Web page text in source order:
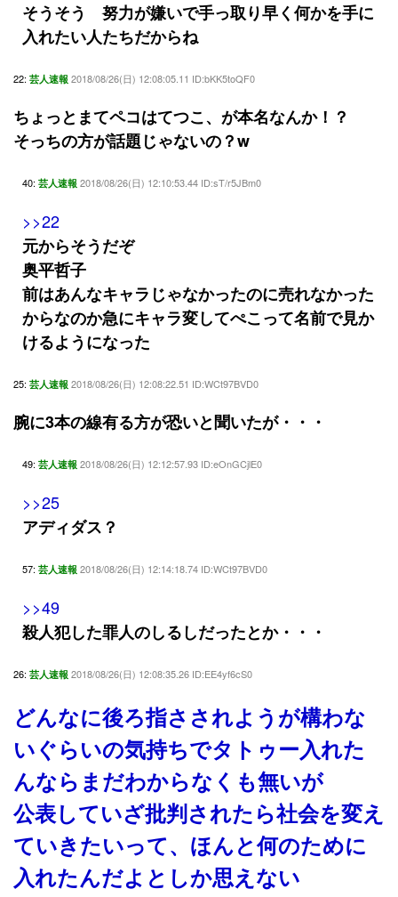
そうそう 努力が嫌いで手っ取り早く何かを手に
入れたい人たちだからね
22: 芸人速報 2018/08/26(日) 12:08:05.11 ID:bKK5toQF0
ちょっとまてペコはてつこ、が本名なんか！？
そっちの方が話題じゃないの？w
40: 芸人速報 2018/08/26(日) 12:10:53.44 ID:sT/r5JBm0
>>22
元からそうだぞ
奥平哲子
前はあんなキャラじゃなかったのに売れなかった
からなのか急にキャラ変してぺこって名前で見か
けるようになった
25: 芸人速報 2018/08/26(日) 12:08:22.51 ID:WCt97BVD0
腕に3本の線有る方が恐いと聞いたが・・・
49: 芸人速報 2018/08/26(日) 12:12:57.93 ID:eOnGCjlE0
>>25
アディダス？
57: 芸人速報 2018/08/26(日) 12:14:18.74 ID:WCt97BVD0
>>49
殺人犯した罪人のしるしだったとか・・・
26: 芸人速報 2018/08/26(日) 12:08:35.26 ID:EE4yf6cS0
どんなに後ろ指さされようが構わな
いぐらいの気持ちでタトゥー入れた
んならまだわからなくも無いが
公表していざ批判されたら社会を変え
ていきたいって、ほんと何のために
入れたんだよとしか思えない